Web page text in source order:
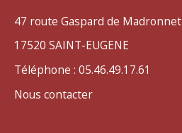
47 route Gaspard de Madronnet
17520 SAINT-EUGENE
Téléphone : 05.46.49.17.61
Nous contacter